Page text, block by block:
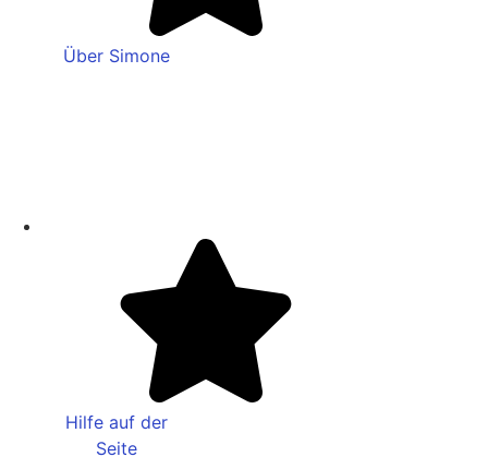
Über Simone
Hilfe auf der
Seite